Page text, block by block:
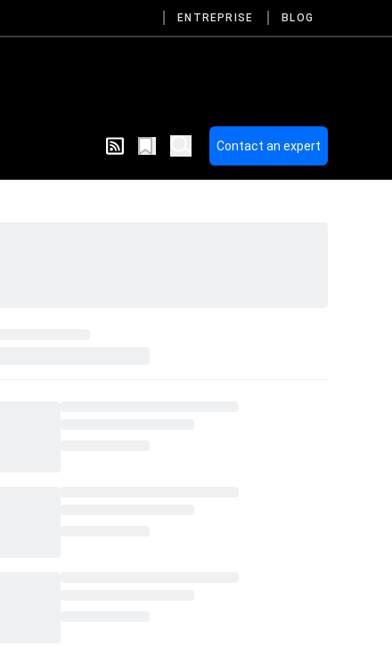
ENTREPRISE BLOG
Contact an expert